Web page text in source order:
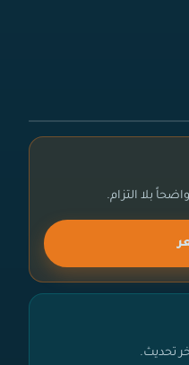
بلا التزام.
تحديث.